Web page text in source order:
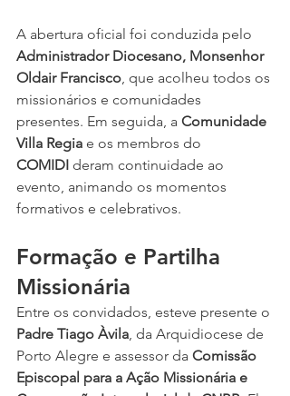
A abertura oficial foi conduzida pelo
Administrador Diocesano, Monsenhor
Oldair Francisco, que acolheu todos os
missionários e comunidades
presentes. Em seguida, a Comunidade
Villa Regia e os membros do
COMIDI deram continuidade ao
evento, animando os momentos
formativos e celebrativos.
Formação e Partilha
Missionária
Entre os convidados, esteve presente o
Padre Tiago Àvila, da Arquidiocese de
Porto Alegre e assessor da Comissão
Episcopal para a Ação Missionária e